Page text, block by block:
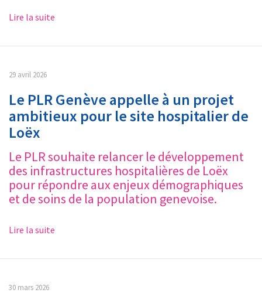
Lire la suite
29 avril 2026
Le PLR Genève appelle à un projet
ambitieux pour le site hospitalier de
Loëx
Le PLR souhaite relancer le développement
des infrastructures hospitalières de Loëx
pour répondre aux enjeux démographiques
et de soins de la population genevoise.
Lire la suite
30 mars 2026